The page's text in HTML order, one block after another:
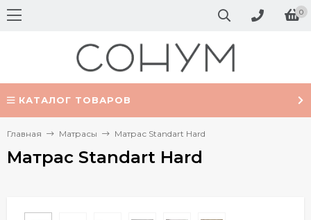
0
КАТАЛОГ ТОВАРОВ
Главная Матрасы Матрас Standart Hard
Матрас Standart Hard